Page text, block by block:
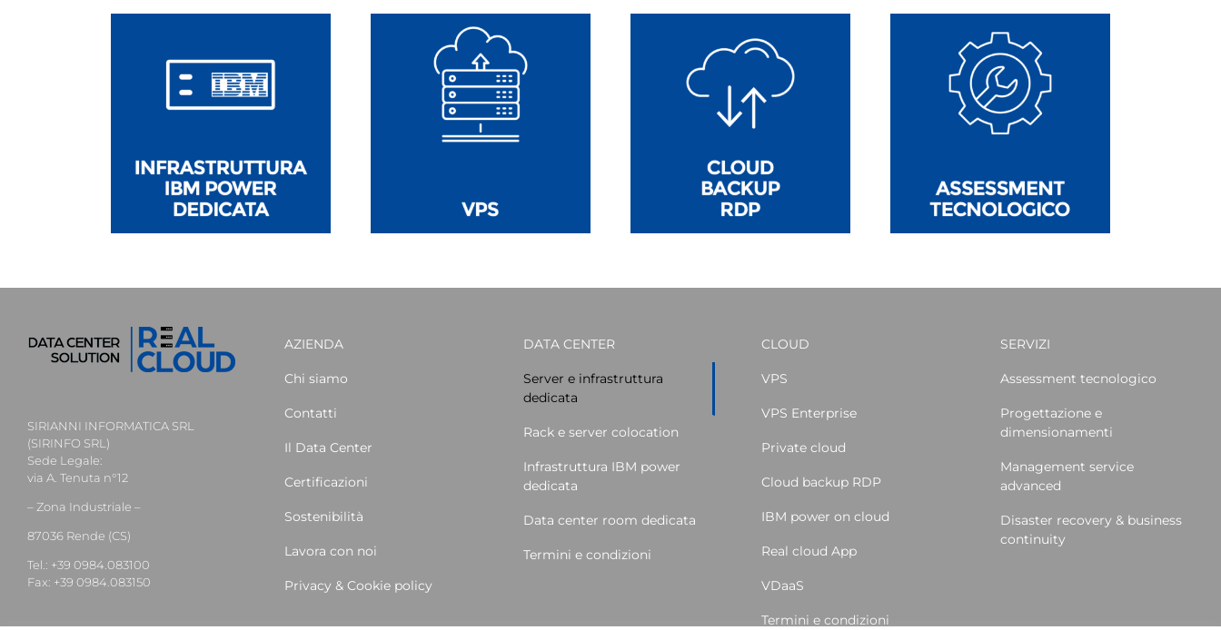
SIRIANNI INFORMATICA SRL
(SIRINFO SRL)
Sede Legale:
via A. Tenuta n°12
– Zona Industriale –
87036 Rende (CS)
Tel.: +39 0984.083100
Fax: +39 0984.083150
AZIENDA
Chi siamo
Contatti
Il Data Center
Certificazioni
Sostenibilità
Lavora con noi
Privacy & Cookie policy
DATA CENTER
Server e infrastruttura
dedicata
Rack e server colocation
Infrastruttura IBM power
dedicata
Data center room dedicata
Termini e condizioni
CLOUD
VPS
VPS Enterprise
Private cloud
Cloud backup RDP
IBM power on cloud
Real cloud App
VDaaS
Termini e condizioni
SERVIZI
Assessment tecnologico
Progettazione e
dimensionamenti
Management service
advanced
Disaster recovery & business
continuity